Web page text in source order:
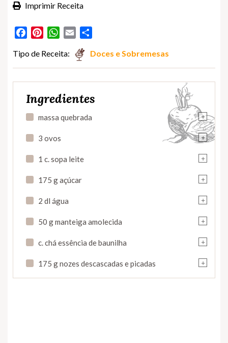
Imprimir Receita
FacebookPinterestWhatsApp
Email
Tipo de Receita: Doces e Sobremesas
Ingredientes
+
massa quebrada
+
3 ovos
+
1 c. sopa leite
+
175 g açúcar
+
2 dl água
+
50 g manteiga amolecida
+
c. chá essência de baunilha
+
175 g nozes descascadas e picadas